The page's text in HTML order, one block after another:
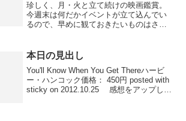
珍しく、月・火と立て続けの映画鑑賞。
今週末は何だかイベントが立て込んでい
るので、早めに観ておきたいものはさっ
ャンテへ。映画サービスデーですらない
平日、にしてはそこそこ客...
本日の見出し
You'll Know When You Get Thereハービ
ー・ハンコック価格： 450円 posted with
sticky on 2012.10.25 感想をアップした